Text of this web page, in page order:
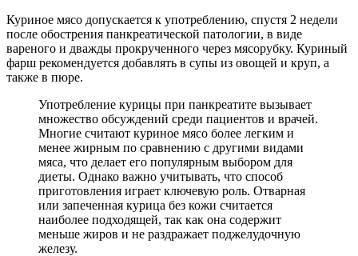
Куриное мясо допускается к употреблению, спустя 2 недели
после обострения панкреатической патологии, в виде
вареного и дважды прокрученного через мясорубку. Куриный
фарш рекомендуется добавлять в супы из овощей и круп, а
также в пюре.
Употребление курицы при панкреатите вызывает
множество обсуждений среди пациентов и врачей.
Многие считают куриное мясо более легким и
менее жирным по сравнению с другими видами
мяса, что делает его популярным выбором для
диеты. Однако важно учитывать, что способ
приготовления играет ключевую роль. Отварная
или запеченная курица без кожи считается
наиболее подходящей, так как она содержит
меньше жиров и не раздражает поджелудочную
железу.